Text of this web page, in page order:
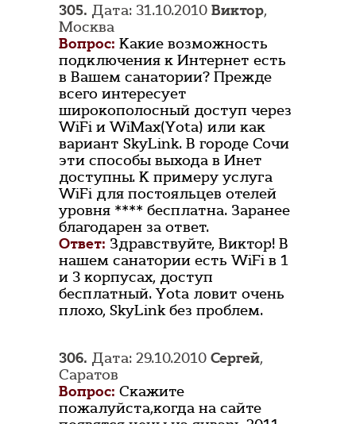
305. Дата: 31.10.2010 Виктор,
Москва
Вопрос: Какие возможность
подключения к Интернет есть
в Вашем санатории? Прежде
всего интересует
широкополосный доступ через
WiFi и WiMax(Yota) или как
вариант SkyLink. В городе Сочи
эти способы выхода в Инет
доступны. К примеру услуга
WiFi для постояльцев отелей
уровня **** бесплатна. Заранее
благодарен за ответ.
Ответ: Здравствуйте, Виктор! В
нашем санатории есть WiFi в 1
и 3 корпусах, доступ
бесплатный. Yota ловит очень
плохо, SkyLink без проблем.
306. Дата: 29.10.2010 Сергей,
Саратов
Вопрос: Скажите
пожалуйста,когда на сайте